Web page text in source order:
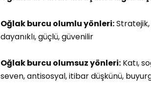
Oğlak burcu olumlu yönleri:Stratejik,
dayanıklı, güçlü, güvenilir
Oğlak burcu olumsuz yönleri: Katı,
seven, antisosyal, itibar düşkünü,